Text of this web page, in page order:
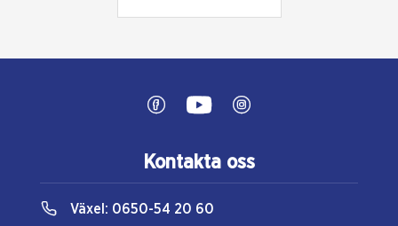
Kontakta oss
Växel: 0650-54 20 60